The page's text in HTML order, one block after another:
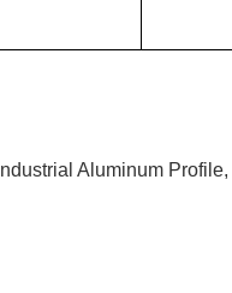
Industrial Aluminum Profile,